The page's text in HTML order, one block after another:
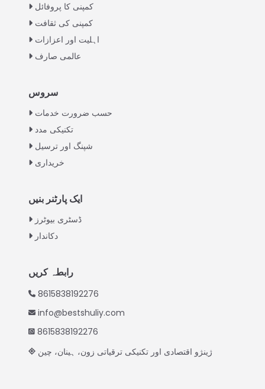
کمپنی کا پروفائل
کمپنی کی ثقافت
اہلیت اور اعزازات
عالمی صارف
سروس
حسب ضرورت خدمات
تکنیکی مدد
شپنگ اور ترسیل
خریداری
ایک پارٹنر بنیں
ڈسٹری بیوٹرز
دکاندار
رابطہ کریں
8615838192276
info@bestshuliy.com
8615838192276
ژینژو اقتصادی اور تکنیکی ترقیاتی زون، ہینان، چین